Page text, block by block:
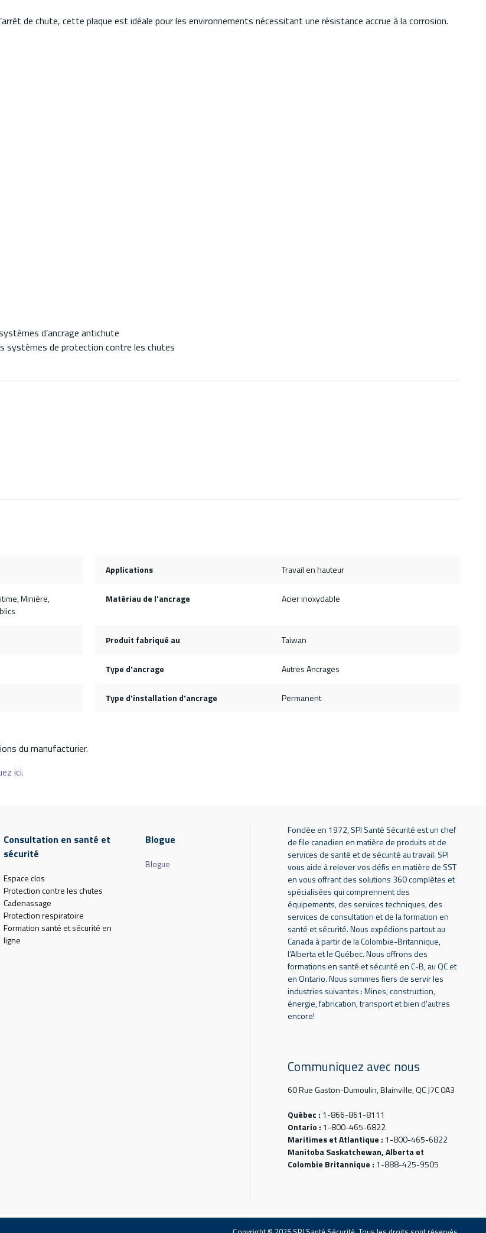
de chute, cette plaque est idéale pour les environnements nécessitant une résistance accrue à la corrosion.
d’ancrage antichute
systèmes de protection contre les chutes
Applications Travail en hauteur
Minière,
Matériau de l'ancrage Acier inoxydable
Produit fabriqué au Taiwan
Type d'ancrage Autres Ancrages
Type d'installation d'ancrage Permanent
du manufacturier.
ici.
Consultation en santé et
sécurité
Espace clos
Protection contre les chutes
Cadenassage
Protection respiratoire
Formation santé et sécurité en
ligne
Blogue
Blogue
Fondée en 1972, SPI Santé Sécurité est un chef
de file canadien en matière de produits et de
services de santé et de sécurité au travail. SPI
vous aide à relever vos défis en matière de SST
en vous offrant des solutions 360 complètes et
spécialisées qui comprennent des
équipements, des services techniques, des
services de consultation et de la formation en
santé et sécurité. Nous expédions partout au
Canada à partir de la Colombie-Britannique,
l’Alberta et le Québec. Nous offrons des
formations en santé et sécurité en C-B, au QC et
en Ontario. Nous sommes fiers de servir les
industries suivantes : Mines, construction,
énergie, fabrication, transport et bien d'autres
encore!
Communiquez avec nous
60 Rue Gaston-Dumoulin, Blainville, QC J7C 0A3
Québec : 1-866-861-8111
Ontario : 1-800-465-6822
Maritimes et Atlantique : 1-800-465-6822
Manitoba Saskatchewan, Alberta et
Colombie Britannique : 1-888-425-9505